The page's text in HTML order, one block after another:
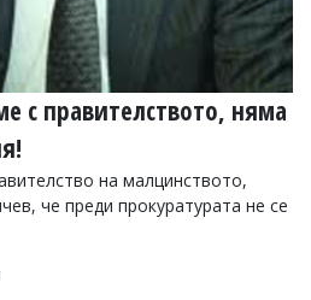
с правителството, няма
на малцинството,
че преди прокуратурата не се